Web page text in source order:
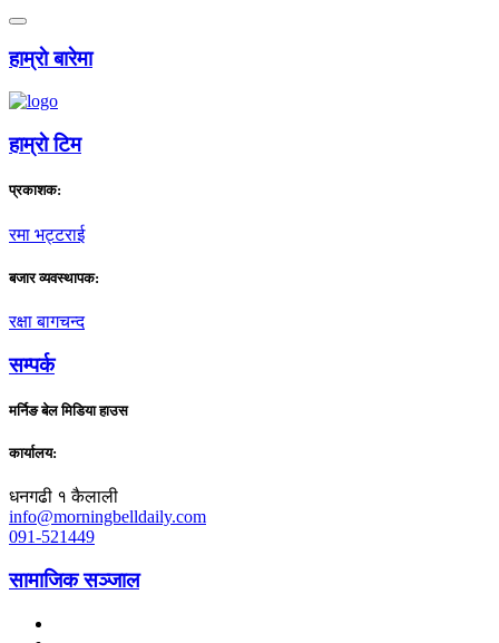
हाम्राे बारेमा
हाम्राे टिम
प्रकाशक:
रमा भट्टराई
बजार व्यवस्थापक:
रक्षा बागचन्द
सम्पर्क
मर्निङ बेल मिडिया हाउस
कार्यालय:
धनगढी १ कैलाली
info@morningbelldaily.com
091-521449
सामाजिक सञ्जाल